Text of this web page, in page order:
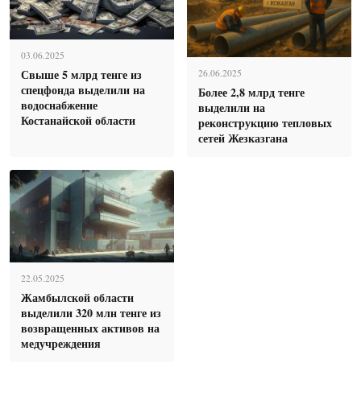
03.06.2025
Свыше 5 млрд тенге из
спецфонда выделили на
водоснабжение
Костанайской области
26.06.2025
Более 2,8 млрд тенге
выделили на
реконструкцию тепловых
сетей Жезказгана
22.05.2025
Жамбылской области
выделили 320 млн тенге из
возвращенных активов на
медучреждения